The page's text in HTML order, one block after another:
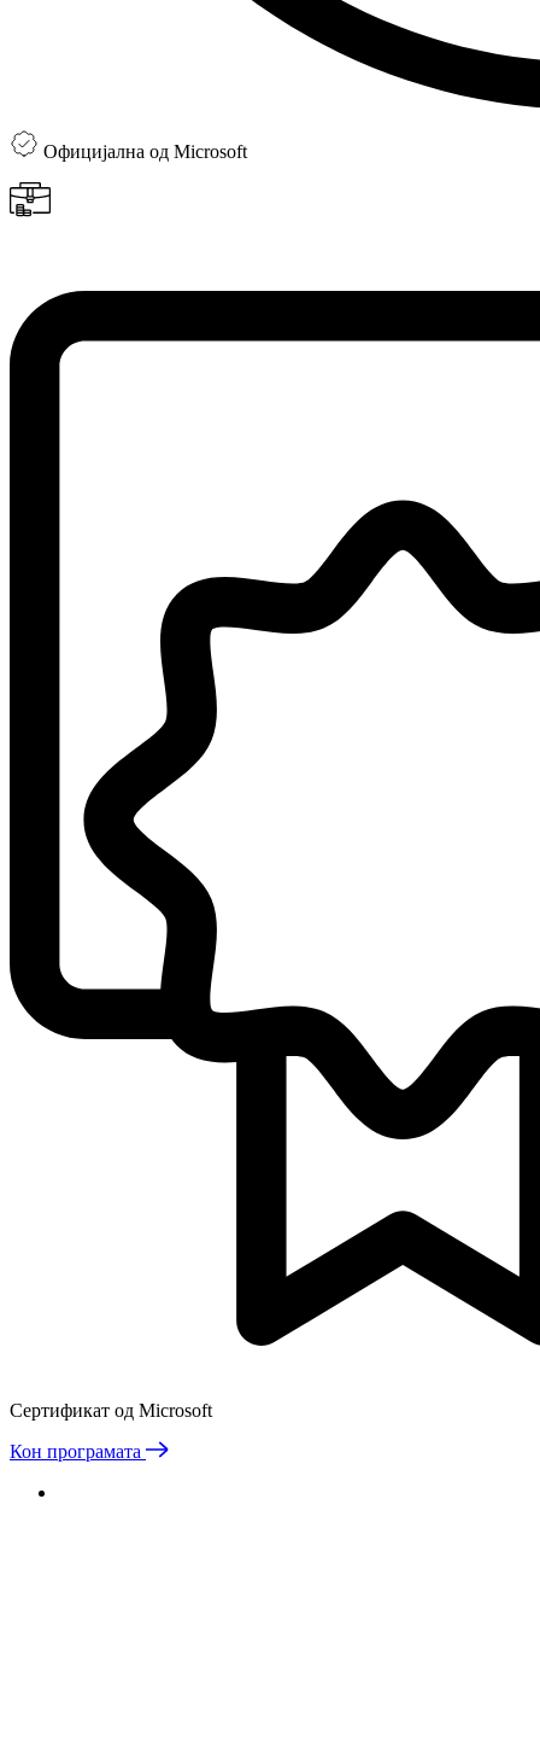
Официјална од Microsoft
Сертификат од Microsoft
Кон програмата